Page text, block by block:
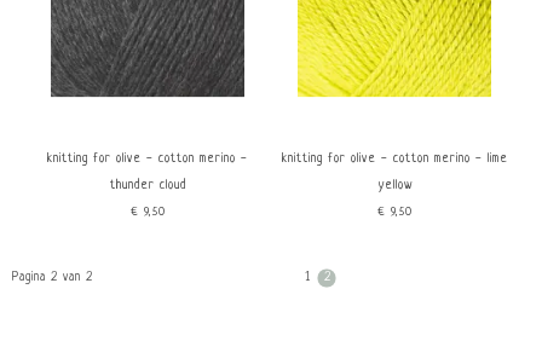
knitting for olive - cotton merino -
thunder cloud
€9,50
knitting for olive - cotton merino - lime
yellow
€9,50
Pagina 2 van 2 1 2